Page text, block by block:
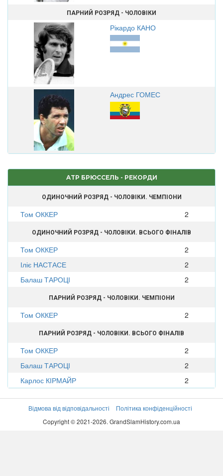
ПАРНИЙ РОЗРЯД - ЧОЛОВІКИ
Рікардо КАНО
Андрес ГОМЕС
ATP БРЮССЕЛЬ - РЕКОРДИ
ОДИНОЧНИЙ РОЗРЯД - ЧОЛОВІКИ. ЧЕМПІОНИ
Том ОККЕР 2
ОДИНОЧНИЙ РОЗРЯД - ЧОЛОВІКИ. ВСЬОГО ФІНАЛІВ
Том ОККЕР
2
Іліє НАСТАСЕ
2
Балаш ТАРОЦІ
2
ПАРНИЙ РОЗРЯД - ЧОЛОВІКИ. ЧЕМПІОНИ
Том ОККЕР 2
ПАРНИЙ РОЗРЯД - ЧОЛОВІКИ. ВСЬОГО ФІНАЛІВ
Том ОККЕР
2
Балаш ТАРОЦІ
2
Карлос КІРМАЙР
2
Відмова від відповідальності
Політика конфіденційності
Copyright © 2021-2026. GrandSlamHistory.com.ua